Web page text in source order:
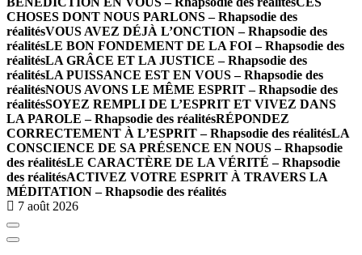
CHOSES DONT NOUS PARLONS – Rhapsodie des
réalitésVOUS AVEZ DÉJÀ L’ONCTION – Rhapsodie des
réalitésLE BON FONDEMENT DE LA FOI – Rhapsodie des
réalitésLA GRÂCE ET LA JUSTICE – Rhapsodie des
réalitésLA PUISSANCE EST EN VOUS – Rhapsodie des
réalitésNOUS AVONS LE MÊME ESPRIT – Rhapsodie des
réalitésSOYEZ REMPLI DE L’ESPRIT ET VIVEZ DANS
LA PAROLE – Rhapsodie des réalitésRÉPONDEZ
CORRECTEMENT À L’ESPRIT – Rhapsodie des réalitésLA
CONSCIENCE DE SA PRÉSENCE EN NOUS – Rhapsodie
des réalitésLE CARACTÈRE DE LA VÉRITÉ – Rhapsodie
des réalitésACTIVEZ VOTRE ESPRIT À TRAVERS LA
MÉDITATION – Rhapsodie des réalités
7 août 2026